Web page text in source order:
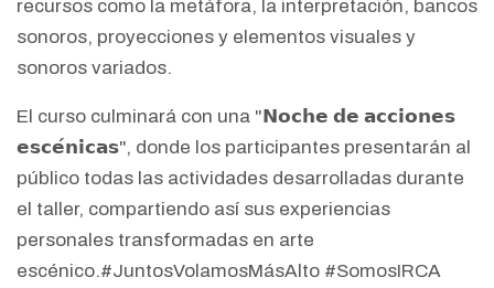
recursos como la metáfora, la interpretación, bancos
sonoros, proyecciones y elementos visuales y
sonoros variados.
El curso culminará con una "𝗡𝗼𝗰𝗵𝗲 𝗱𝗲 𝗮𝗰𝗰𝗶𝗼𝗻𝗲𝘀
𝗲𝘀𝗰𝗲́𝗻𝗶𝗰𝗮𝘀", donde los participantes presentarán al
público todas las actividades desarrolladas durante
el taller, compartiendo así sus experiencias
personales transformadas en arte
escénico.#JuntosVolamosMásAlto #SomosIRCA